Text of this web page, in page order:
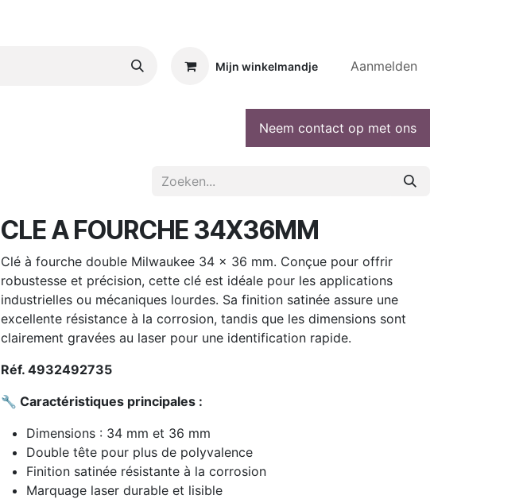
Mijn winkelmandje Aanmelden
Neem contact op met ons
CLE A FOURCHE 34X36MM
Clé à fourche double Milwaukee 34 × 36 mm. Conçue pour offrir
robustesse et précision, cette clé est idéale pour les applications
industrielles ou mécaniques lourdes. Sa finition satinée assure une
excellente résistance à la corrosion, tandis que les dimensions sont
clairement gravées au laser pour une identification rapide.
Réf. 4932492735
🔧 Caractéristiques principales :
Dimensions : 34 mm et 36 mm
Double tête pour plus de polyvalence
Finition satinée résistante à la corrosion
Marquage laser durable et lisible